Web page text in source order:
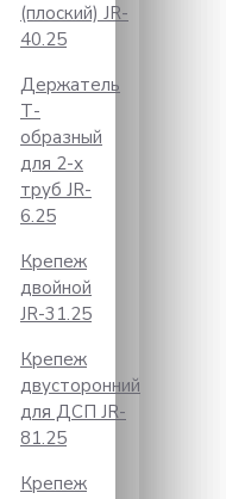
(плоский) JR-
40.25
Держатель
Т-
образный
для 2-х
труб JR-
6.25
Крепеж
двойной
JR-31.25
Крепеж
двусторонний
для ДСП JR-
81.25
Крепеж